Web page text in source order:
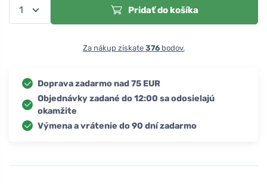
Pridať do košíka
Za nákup získate 376bodov.
Doprava zadarmo nad 75 EUR
Objednávky zadané do 12:00 sa odosielajú
okamžite
Výmena a vrátenie do 90 dní zadarmo